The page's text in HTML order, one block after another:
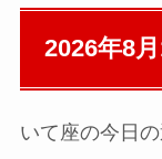
2026年8
いて座の今日